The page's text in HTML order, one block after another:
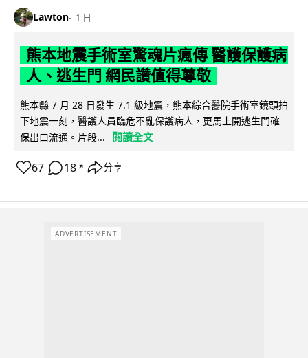
Lawton 1 日
熊本地震手術室驚魂片瘋傳 醫護保護病
人、逃生門 網民讚值得尊敬
熊本縣 7 月 28 日發生 7.1 級地震，熊本綜合醫院手術室鏡頭拍
下地震一刻，醫護人員臨危不亂保護病人，更馬上開逃生門確
保出口流通。片段...
閱讀全文
67 18 ↗ 分享
ADVERTISEMENT